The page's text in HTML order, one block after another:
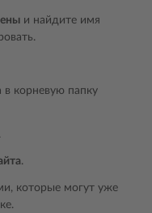
и найдите имя
корневую папку
.
.
которые могут уже